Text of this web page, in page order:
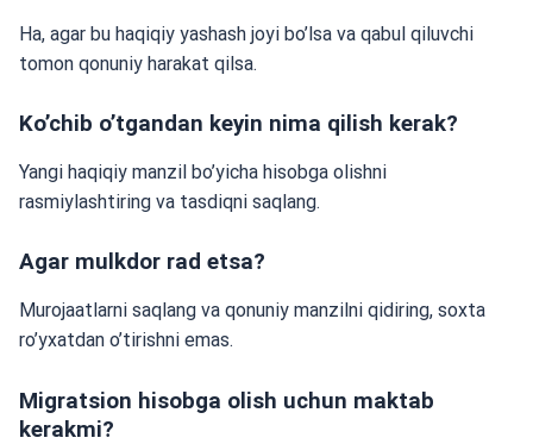
Ha, agar bu haqiqiy yashash joyi bo’lsa va qabul qiluvchi
tomon qonuniy harakat qilsa.
Ko’chib o’tgandan keyin nima qilish kerak?
Yangi haqiqiy manzil bo’yicha hisobga olishni
rasmiylashtiring va tasdiqni saqlang.
Agar mulkdor rad etsa?
Murojaatlarni saqlang va qonuniy manzilni qidiring, soxta
ro’yxatdan o’tirishni emas.
Migratsion hisobga olish uchun maktab
kerakmi?